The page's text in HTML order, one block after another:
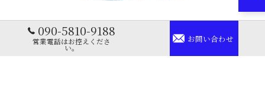
090-5810-9188
営業電話はお控えくださ
い。
お問い合わせ
© 2026 栃木のハウスクリーニングならHearty Clean Express ALL RIGHTS